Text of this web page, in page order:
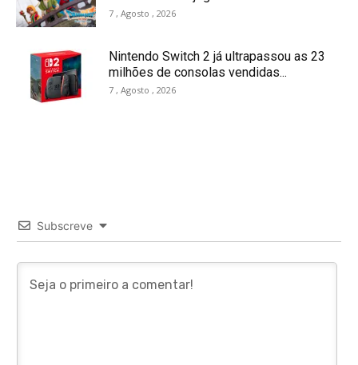
7 , Agosto , 2026
Nintendo Switch 2 já ultrapassou as 23
milhões de consolas vendidas...
7 , Agosto , 2026
Subscreve